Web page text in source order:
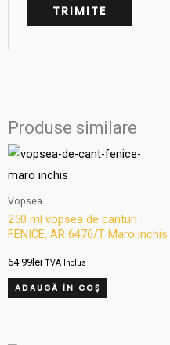
Produse similare
Vopsea
250 ml vopsea de canturi
FENICE, AR 6476/T Maro inchis
64.99 lei TVA Inclus
ADAUGĂ ÎN COȘ